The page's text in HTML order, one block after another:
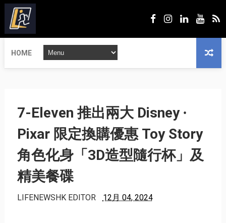
HOME
7-Eleven 推出兩大 Disney ∙
Pixar 限定換購優惠 Toy Story
角色化身「3D造型隨行杯」及
精美餐碟
LIFENEWSHK EDITOR 12月 04, 2024